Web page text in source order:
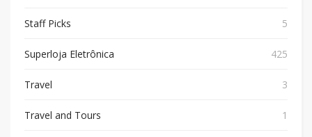
Staff Picks 5
Superloja Eletrônica 425
Travel 3
Travel and Tours 1